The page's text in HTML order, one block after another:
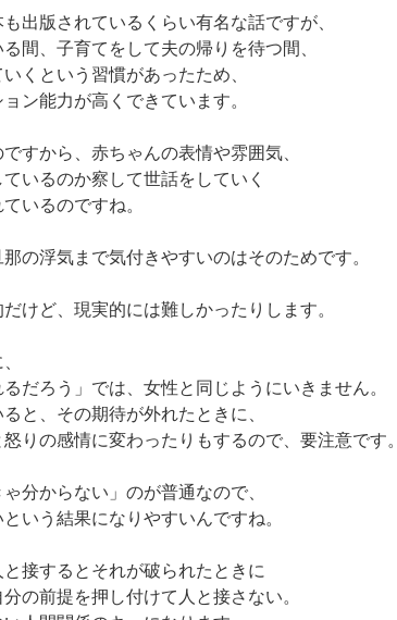
出版されているくらい有名な話ですが、
間、子育てをして夫の帰りを待つ間、
くという習慣があったため、
ン能力が高くできています。
すから、赤ちゃんの表情や雰囲気、
いるのか察して世話をしていく
いるのですね。
の浮気まで気付きやすいのはそのためです。
けど、現実的には難しかったりします。
だろう」では、女性と同じようにいきません。
と、その期待が外れたときに、
りの感情に変わったりもするので、要注意です。
分からない」のが普通なので、
いう結果になりやすいんですね。
接するとそれが破られたときに
の前提を押し付けて人と接さない。